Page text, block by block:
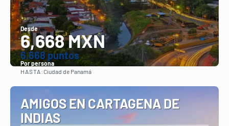
Desde
6,668 MXN
6.668 puntos
Por persona
HASTA:Ciudad de Panamá
AMIGOS EN CARTAGENA DE
INDIAS